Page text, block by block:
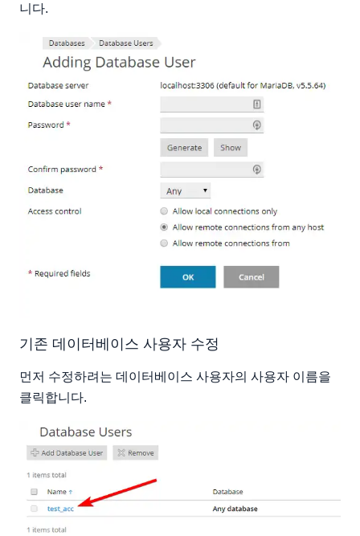
니다.
기존 데이터베이스 사용자 수정
먼저 수정하려는 데이터베이스 사용자의 사용자 이름을
클릭합니다.